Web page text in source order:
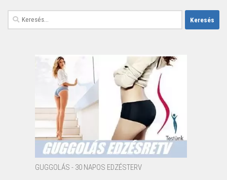
Keresés:
GUGGOLÁS - 30 NAPOS EDZÉSTERV